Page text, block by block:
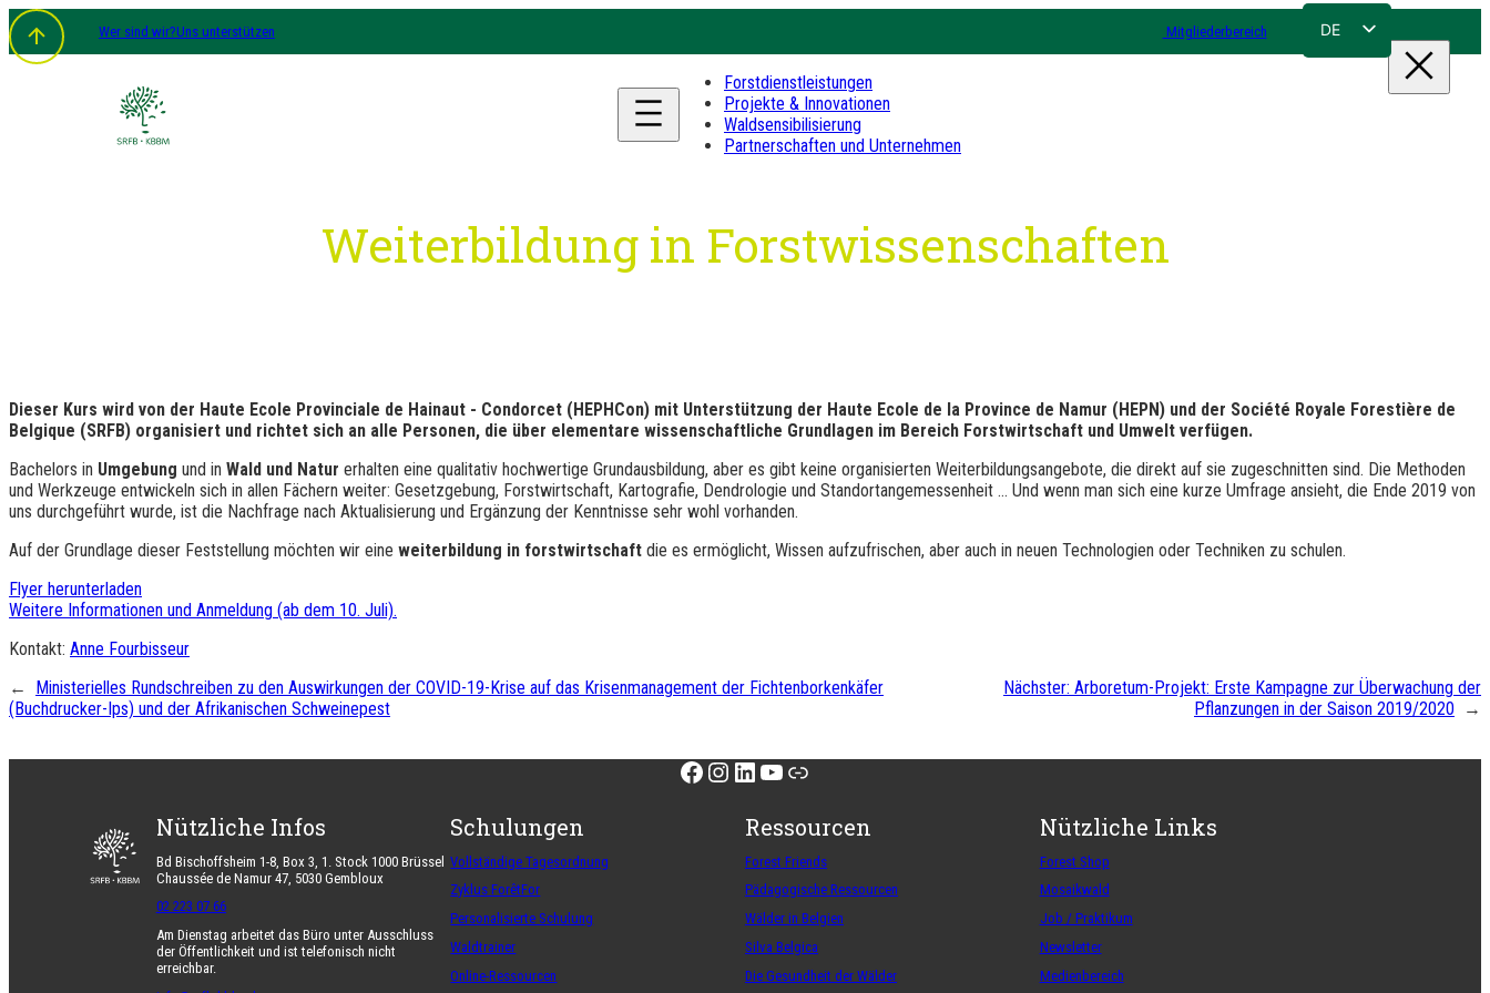
Zum
Inhalt
springen
Wer sind wir?Uns unterstützen Mitgliederbereich DE
Forstdienstleistungen
Projekte & Innovationen
Waldsensibilisierung
Partnerschaften und Unternehmen
Weiterbildung in Forstwissenschaften
Dieser Kurs wird von der Haute Ecole Provinciale de Hainaut - Condorcet (HEPHCon) mit Unterstützung der Haute Ecole de la Province de Namur (HEPN) und der Société Royale Forestière de
Belgique (SRFB) organisiert und richtet sich an alle Personen, die über elementare wissenschaftliche Grundlagen im Bereich Forstwirtschaft und Umwelt verfügen.
Bachelors in Umgebung und in Wald und Natur erhalten eine qualitativ hochwertige Grundausbildung, aber es gibt keine organisierten Weiterbildungsangebote, die direkt auf sie zugeschnitten sind. Die Methoden
und Werkzeuge entwickeln sich in allen Fächern weiter: Gesetzgebung, Forstwirtschaft, Kartografie, Dendrologie und Standortangemessenheit ... Und wenn man sich eine kurze Umfrage ansieht, die Ende 2019 von
uns durchgeführt wurde, ist die Nachfrage nach Aktualisierung und Ergänzung der Kenntnisse sehr wohl vorhanden.
Auf der Grundlage dieser Feststellung möchten wir eine weiterbildung in forstwirtschaft die es ermöglicht, Wissen aufzufrischen, aber auch in neuen Technologien oder Techniken zu schulen.
Flyer herunterladen
Weitere Informationen und Anmeldung (ab dem 10. Juli).
Kontakt: Anne Fourbisseur
←
Ministerielles Rundschreiben zu den Auswirkungen der COVID-19-Krise auf das Krisenmanagement der Fichtenborkenkäfer
(Buchdrucker-Ips) und der Afrikanischen Schweinepest
Nächster: Arboretum-Projekt: Erste Kampagne zur Überwachung der
Pflanzungen in der Saison 2019/2020
→
Facebook
Instagram
LinkedIn
YouTube
Link
Nützliche Infos
Bd Bischoffsheim 1-8, Box 3, 1. Stock 1000 Brüssel
Chaussée de Namur 47, 5030 Gembloux
02 223 07 66
Am Dienstag arbeitet das Büro unter Ausschluss
der Öffentlichkeit und ist telefonisch nicht
erreichbar.
Schulungen
Vollständige Tagesordnung
Zyklus ForêtFor
Personalisierte Schulung
Waldtrainer
Online-Ressourcen
Ressourcen
Forest Friends
Pädagogische Ressourcen
Wälder in Belgien
Silva Belgica
Die Gesundheit der Wälder
Nützliche Links
Forest Shop
Mosaikwald
Job / Praktikum
Newsletter
Medienbereich